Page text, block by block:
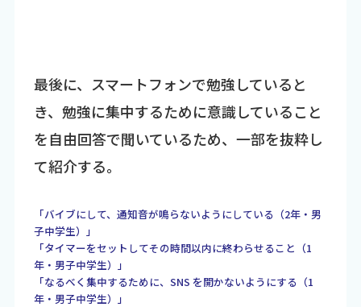
最後に、スマートフォンで勉強していると
き、勉強に集中するために意識していること
を自由回答で聞いているため、一部を抜粋し
て紹介する。
「バイブにして、通知音が鳴らないようにしている（2年・男
子中学生）」
「タイマーをセットしてその時間以内に終わらせること（1
年・男子中学生）」
「なるべく集中するために、SNS を開かないようにする（1
年・男子中学生）」